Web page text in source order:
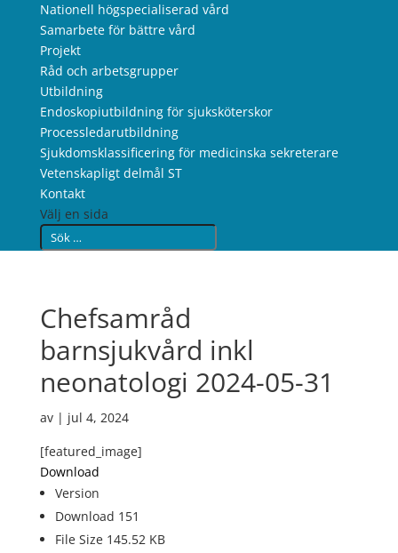
Nationell högspecialiserad vård
Samarbete för bättre vård
Projekt
Råd och arbetsgrupper
Utbildning
Endoskopiutbildning för sjuksköterskor
Processledarutbildning
Sjukdomsklassificering för medicinska sekreterare
Vetenskapligt delmål ST
Kontakt
Välj en sida
Chefsamråd
barnsjukvård inkl
neonatologi 2024-05-31
av | jul 4, 2024
[featured_image]
Download
Version
Download 151
File Size 145.52 KB